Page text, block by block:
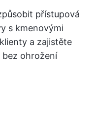
přístupová
s kmenovými
a zajistěte
ohrožení